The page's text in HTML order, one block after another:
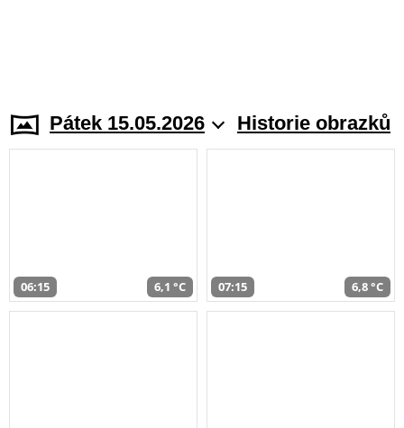
Pátek 15.05.2026 Historie obrazků
06:15 6,1 °C 07:15 6,8 °C